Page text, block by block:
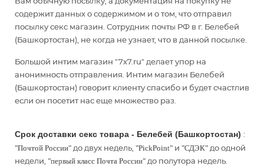
содержит данных о содержимом и о том, что отправил
посылку секс магазин. Сотрудник почты РФ в г. Белебей
(Башкортостан), не когда не узнает, что в данной посылке.
Большой интим магазин "7x7.ru" делает упор на
анонимность отправления. Интим магазин Белебей
(Башкортостан) говорит клиенту спасибо и будет счастлив
если он посетит нас еще множество раз.
Срок доставки секс товара - Белебей (Башкортостан) :
"Почтой России" до двух недель, "PickPoint" и "СДЭК" до одной
недели, "первый класс Почта России" до полутора недель.